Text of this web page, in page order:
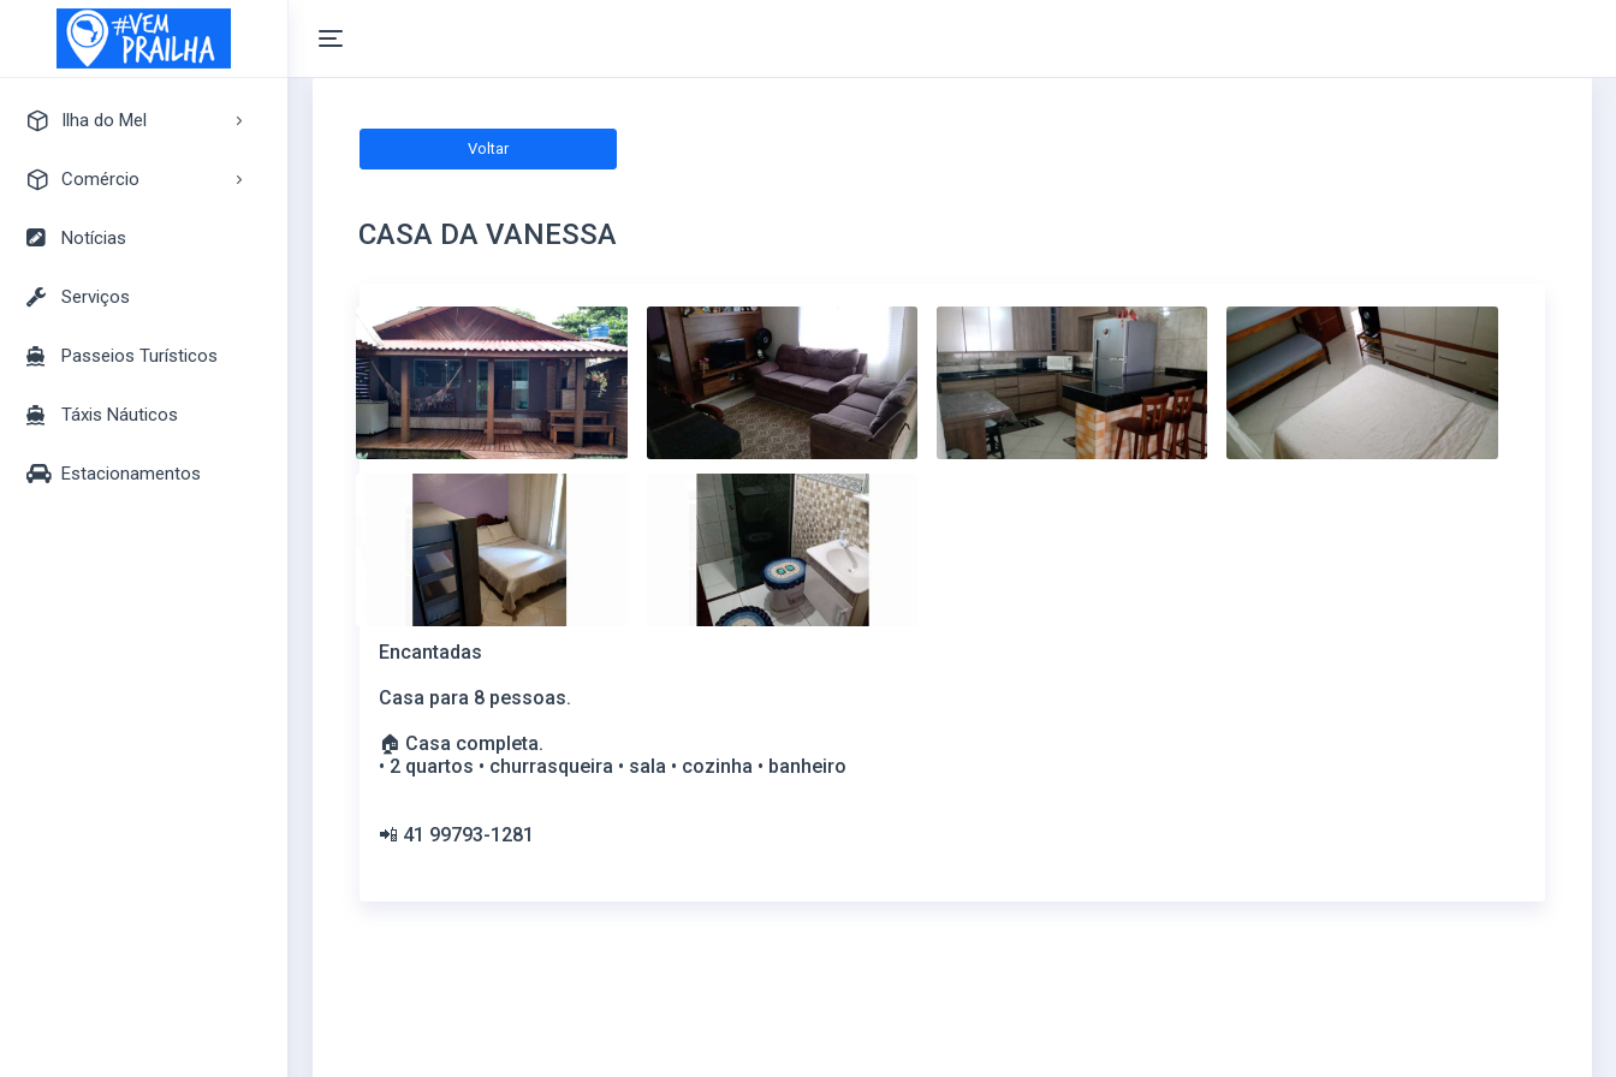
Ilha do Mel
A Ilha do Mel
Comércio
Pousadas
Casas
Mercados
Notícias
Serviços
Passeios Turísticos
Táxis Náuticos
Estacionamentos
Voltar
CASA DA VANESSA
Encantadas
Casa para 8 pessoas.
🏠 Casa completa.
• 2 quartos • churrasqueira • sala • cozinha • banheiro
📲 41 99793-1281